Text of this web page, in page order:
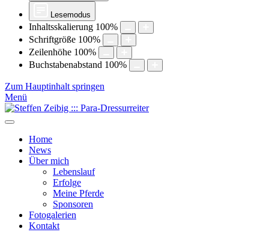
Lesemodus
Inhaltsskalierung 100%
Schriftgröße 100%
Zeilenhöhe 100%
Buchstabenabstand 100%
Zum Hauptinhalt springen
Menü
Home
News
Über mich
Lebenslauf
Erfolge
Meine Pferde
Sponsoren
Fotogalerien
Kontakt